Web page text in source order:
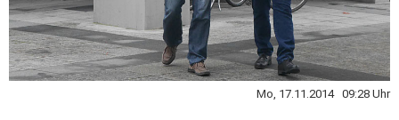
Mo, 17.11.2014 09:28 Uhr